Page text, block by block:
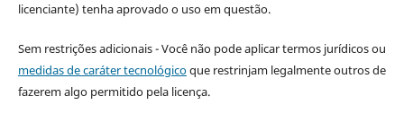
licenciante) tenha aprovado o uso em questão.
Sem restrições adicionais - Você não pode aplicar termos jurídicos ou
medidas de caráter tecnológicoque restrinjam legalmente outros de
fazerem algo permitido pela licença.